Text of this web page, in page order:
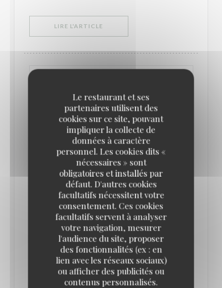
Le restaurant et ses
partenaires utilisent des
cookies sur ce site, pouvant
impliquer la collecte de
données à caractère
personnel. Les cookies dits «
nécessaires » sont
obligatoires et installés par
défaut. D'autres cookies
facultatifs nécessitent votre
consentement. Ces cookies
facultatifs servent à analyser
votre navigation, mesurer
l'audience du site, proposer
des fonctionnalités (ex : en
lien avec les réseaux sociaux)
ou afficher des publicités ou
contenus personnalisés.
LIRE L'ARTICLE
DÉJEUNER DES CANOTIERS À LA MAISON
FOURNAISE DE CHATOU, UN MENU
INSPIRÉ DU TABLEAU D'AUGUSTE RENOIR
24/04/2026
À l'occasion de l'exposition "Renoir et l'amour. La
modernité heureuse (1865-1885)" qui se tient au
Musée d'Orsay jusqu'au 19 juillet 2026, la Maison